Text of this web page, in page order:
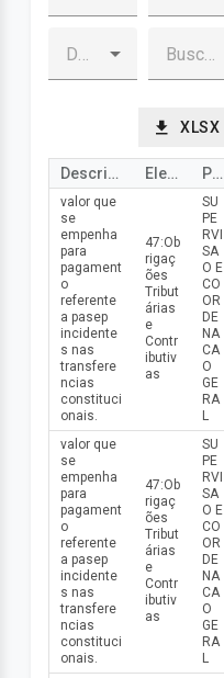
XLSX
Descrição Elemento de despesa Programa
valor que
se
empenha
para
pagament
o
referente
a pasep
incidente
s nas
transfere
ncias
constituci
onais.
47:Ob
rigaç
ões
Tribut
árias
e
Contr
ibutiv
as
SU
PE
RVI
SA
O E
CO
OR
DE
NA
CA
O
GE
RA
L
valor que
se
empenha
para
pagament
o
referente
a pasep
incidente
s nas
transfere
ncias
constituci
onais.
47:Ob
rigaç
ões
Tribut
árias
e
Contr
ibutiv
as
SU
PE
RVI
SA
O E
CO
OR
DE
NA
CA
O
GE
RA
L